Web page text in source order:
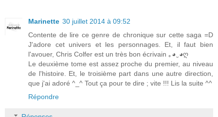
Marinette 30 juillet 2014 à 09:52
Contente de lire ce genre de chronique sur cette saga =D
J'adore cet univers et les personnages. Et, il faut bien
l'avouer, Chris Colfer est un très bon écrivain ｡◕‿◕ღ
Le deuxième tome est assez proche du premier, au niveau
de l'histoire. Et, le troisième part dans une autre direction,
que j'ai adoré ^_^ Tout ça pour te dire ; vite !!! Lis la suite ^^
Répondre